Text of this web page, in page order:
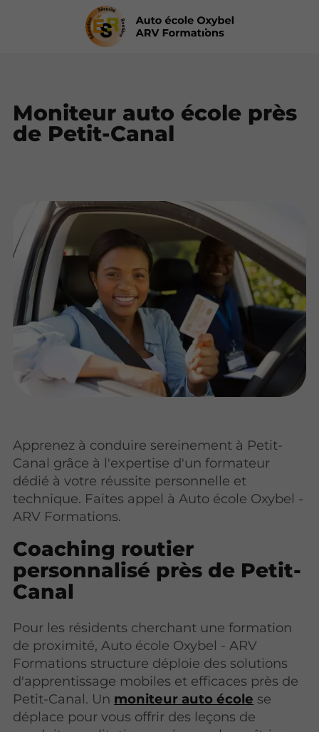
Moniteur auto école près
de Petit-Canal
Apprenez à conduire sereinement à Petit-
Canal grâce à l'expertise d'un formateur
dédié à votre réussite personnelle et
technique. Faites appel à Auto école Oxybel -
ARV Formations.
Coaching routier
personnalisé près de Petit-
Canal
Pour les résidents cherchant une formation
de proximité, Auto école Oxybel - ARV
Formations structure déploie des solutions
d'apprentissage mobiles et efficaces près de
Petit-Canal. Un moniteur auto école se
déplace pour vous offrir des leçons de